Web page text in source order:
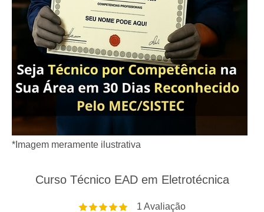
*Imagem meramente ilustrativa
Curso Técnico EAD em Eletrotécnica
1 Avaliação